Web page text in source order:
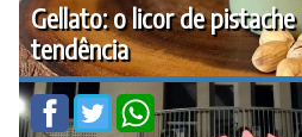
Gellato: o licor de
tendência